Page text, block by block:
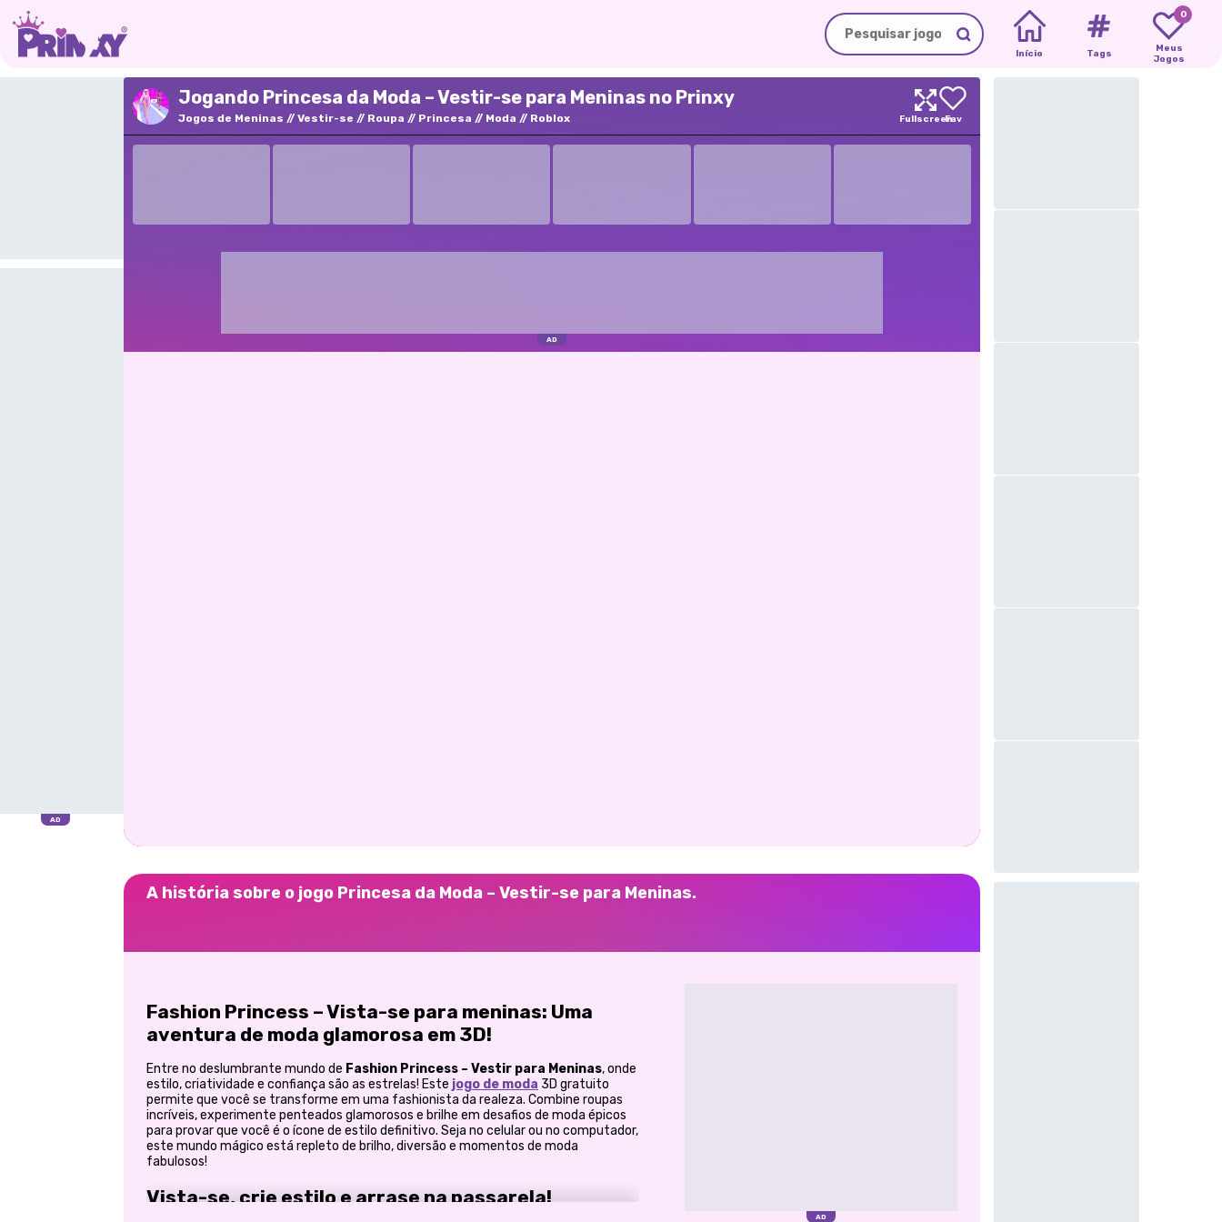
Início Tags
0
Meus
Jogos
Jogando Princesa da Moda – Vestir-se para Meninas no Prinxy
Jogos de Meninas Vestir-se Roupa Princesa Moda Roblox
A história sobre o jogo Princesa da Moda – Vestir-se para Meninas.
Fashion Princess – Vista-se para meninas: Uma
aventura de moda glamorosa em 3D!
Entre no deslumbrante mundo de Fashion Princess – Vestir para Meninas, onde
estilo, criatividade e confiança são as estrelas! Este jogo de moda 3D gratuito
permite que você se transforme em uma fashionista da realeza. Combine roupas
incríveis, experimente penteados glamorosos e brilhe em desafios de moda épicos
para provar que você é o ícone de estilo definitivo. Seja no celular ou no computador,
este mundo mágico está repleto de brilho, diversão e momentos de moda
fabulosos!
Vista-se, crie estilo e arrase na passarela!